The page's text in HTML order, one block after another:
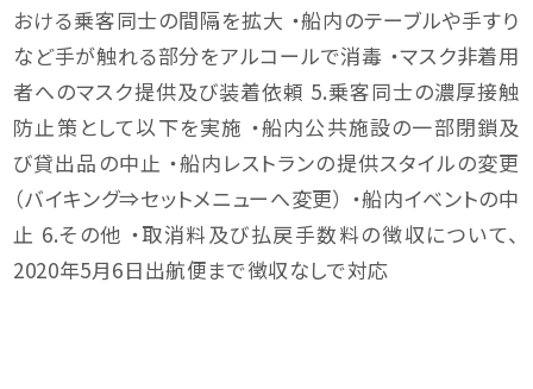
おける乗客同士の間隔を拡大 ・船内のテーブルや手すり
など手が触れる部分をアルコールで消毒 ・マスク非着用
者へのマスク提供及び装着依頼 5.乗客同士の濃厚接触
防止策として以下を実施 ・船内公共施設の一部閉鎖及
び貸出品の中止 ・船内レストランの提供スタイルの変更
（バイキング⇒セットメニューへ変更） ・船内イベントの中
止 6.その他 ・取消料及び払戻手数料の徴収について、
2020年5月6日出航便まで徴収なしで対応